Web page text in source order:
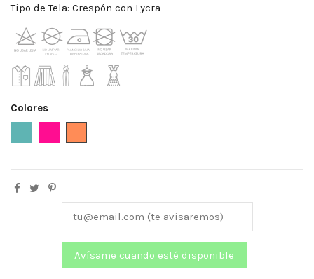
Tipo de Tela: Crespón con Lycra
Colores